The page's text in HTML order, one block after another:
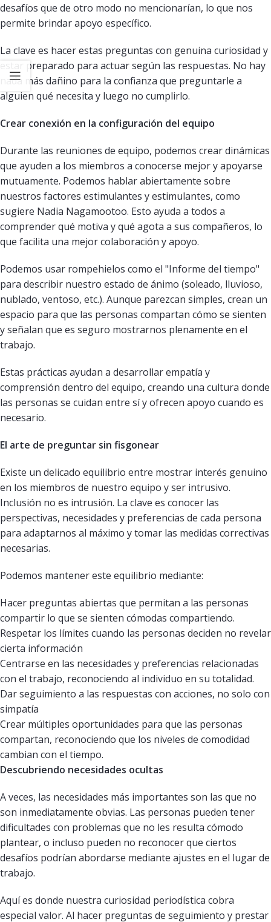
desafíos que de otro modo no mencionarían, lo que nos
permite brindar apoyo específico.
La clave es hacer estas preguntas con genuina curiosidad y
estar preparado para actuar según las respuestas. No hay
nada más dañino para la confianza que preguntarle a
alguien qué necesita y luego no cumplirlo.
Crear conexión en la configuración del equipo
Durante las reuniones de equipo, podemos crear dinámicas
que ayuden a los miembros a conocerse mejor y apoyarse
mutuamente. Podemos hablar abiertamente sobre
nuestros factores estimulantes y estimulantes, como
sugiere Nadia Nagamootoo. Esto ayuda a todos a
comprender qué motiva y qué agota a sus compañeros, lo
que facilita una mejor colaboración y apoyo.
Podemos usar rompehielos como el "Informe del tiempo"
para describir nuestro estado de ánimo (soleado, lluvioso,
nublado, ventoso, etc.). Aunque parezcan simples, crean un
espacio para que las personas compartan cómo se sienten
y señalan que es seguro mostrarnos plenamente en el
trabajo.
Estas prácticas ayudan a desarrollar empatía y
comprensión dentro del equipo, creando una cultura donde
las personas se cuidan entre sí y ofrecen apoyo cuando es
necesario.
El arte de preguntar sin fisgonear
Existe un delicado equilibrio entre mostrar interés genuino
en los miembros de nuestro equipo y ser intrusivo.
Inclusión no es intrusión. La clave es conocer las
perspectivas, necesidades y preferencias de cada persona
para adaptarnos al máximo y tomar las medidas correctivas
necesarias.
Podemos mantener este equilibrio mediante:
Hacer preguntas abiertas que permitan a las personas
compartir lo que se sienten cómodas compartiendo.
Respetar los límites cuando las personas deciden no revelar
cierta información
Centrarse en las necesidades y preferencias relacionadas
con el trabajo, reconociendo al individuo en su totalidad.
Dar seguimiento a las respuestas con acciones, no solo con
simpatía
Crear múltiples oportunidades para que las personas
compartan, reconociendo que los niveles de comodidad
cambian con el tiempo.
Descubriendo necesidades ocultas
A veces, las necesidades más importantes son las que no
son inmediatamente obvias. Las personas pueden tener
dificultades con problemas que no les resulta cómodo
plantear, o incluso pueden no reconocer que ciertos
desafíos podrían abordarse mediante ajustes en el lugar de
trabajo.
Aquí es donde nuestra curiosidad periodística cobra
especial valor. Al hacer preguntas de seguimiento y prestar